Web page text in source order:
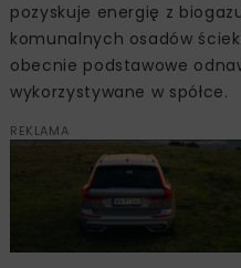
pozyskuje energię z
komunalnych osadów
obecnie podstawowe
wykorzystywane w spółce.
REKLAMA